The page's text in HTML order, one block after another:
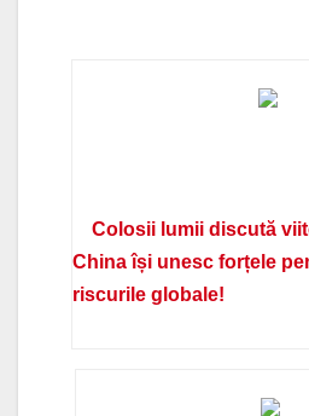
Colosii lumii discută
China își unesc forțele
riscurile globale!